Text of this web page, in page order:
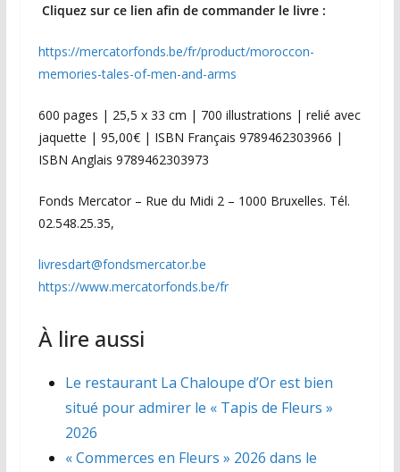
Cliquez sur ce lien afin de commander le livre :
https://mercatorfonds.be/fr/product/moroccon-
memories-tales-of-men-and-arms
600 pages | 25,5 x 33 cm | 700 illustrations | relié avec
jaquette | 95,00€ | ISBN Français 9789462303966 |
ISBN Anglais 9789462303973
Fonds Mercator – Rue du Midi 2 – 1000 Bruxelles. Tél.
02.548.25.35,
livresdart@fondsmercator.be
https://www.mercatorfonds.be/fr
À lire aussi
Le restaurant La Chaloupe d’Or est bien
situé pour admirer le « Tapis de Fleurs »
2026
« Commerces en Fleurs » 2026 dans le